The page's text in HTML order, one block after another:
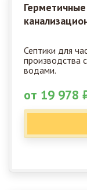
Септики для
производства
водами.
от 19 978